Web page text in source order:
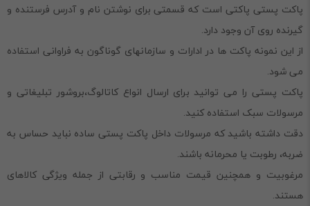
پاکت پستی پاکتی است که قسمتی برای نوشتن نام و آدرس فرستنده و
گیرنده روی آن وجود دارد.
از این نمونه پاکت ها در ادارات و سازمانهای گوناگون به فراوانی استفاده
می شود.
پاکت پستی را می توانید برای ارسال انواع کاتالوگ،بروشور تبلیغاتی و
مرسولات سبک استفاده کنید.
دقت داشته باشید که مرسولات داخل پاکت پستی ساده نباید حساس به
ضربه، رطوبت یا محرمانه باشند.
مرغوبیت و همچنین قیمت مناسب و رقابتی از جمله ویژگی کالاهای
هستند.